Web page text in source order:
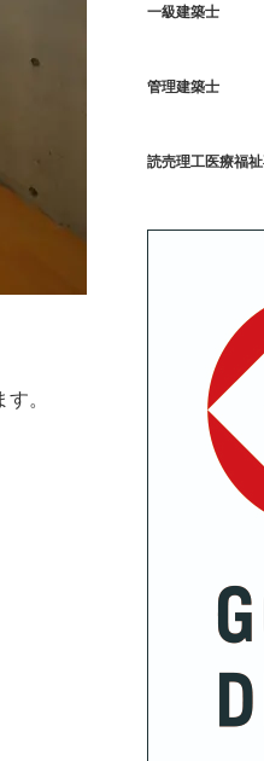
。
一級建築士
管理建築士
読売理工医療福